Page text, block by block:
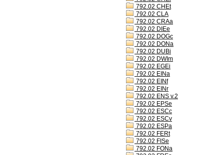
792.02 CHEt
792.02 CLA
792.02 CRAa
792.02 DIEe
792.02 DOGc
792.02 DONa
792.02 DUBi
792.02 DWIm
792.02 EGEi
792.02 EINa
792.02 EINf
792.02 EINr
792.02 ENS v.2
792.02 EPSe
792.02 ESCc
792.02 ESCv
792.02 ESPa
792.02 FERt
792.02 FISe
792.02 FONa